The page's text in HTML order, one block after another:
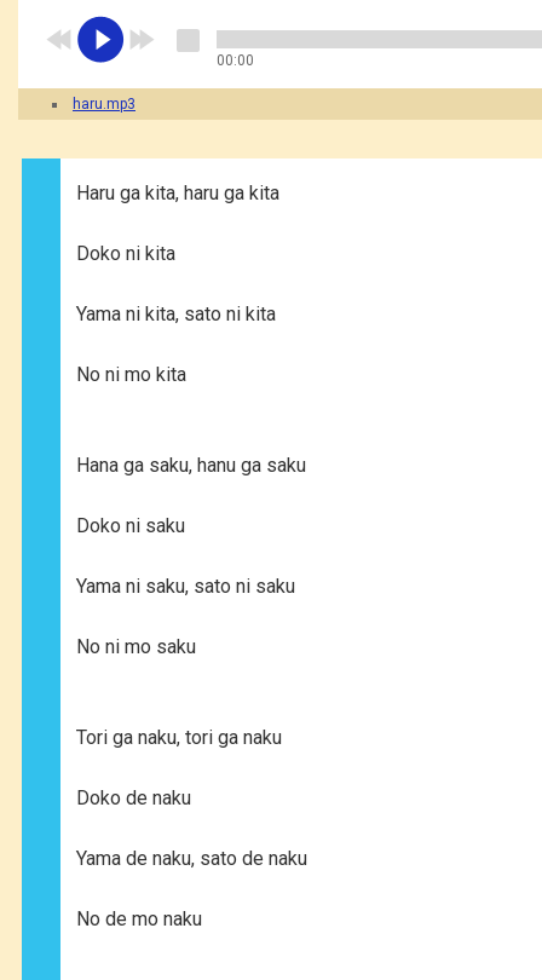
00:00
haru.mp3
Haru ga kita, haru ga kita
Doko ni kita
Yama ni kita, sato ni kita
No ni mo kita
Hana ga saku, hanu ga saku
Doko ni saku
Yama ni saku, sato ni saku
No ni mo saku
Tori ga naku, tori ga naku
Doko de naku
Yama de naku, sato de naku
No de mo naku